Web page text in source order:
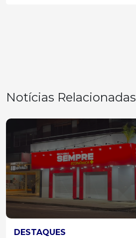
Notícias Relacionadas
DESTAQUES